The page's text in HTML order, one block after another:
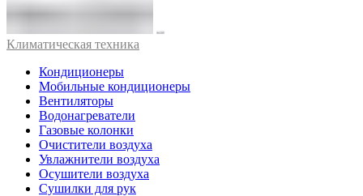
Климатическая техника
Кондиционеры
Мобильные кондиционеры
Вентиляторы
Водонагреватели
Газовые колонки
Очистители воздуха
Увлажнители воздуха
Осушители воздуха
Сушилки для рук